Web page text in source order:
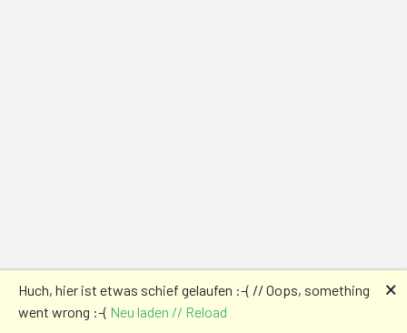
Huch, hier ist etwas schief gelaufen :-( // Oops, something
went wrong :-( Neu laden // Reload
🗙